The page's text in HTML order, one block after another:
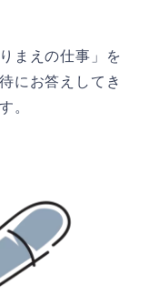
まえの仕事」を
にお答えしてき
。